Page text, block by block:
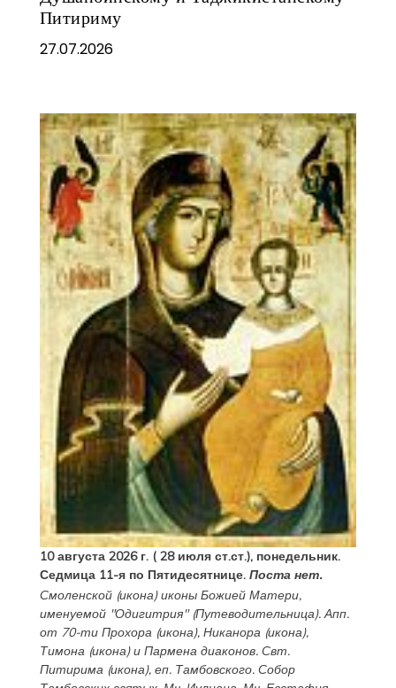
Питириму
27.07.2026
10 августа 2026 г. ( 28 июля ст.ст.), понедельник.
Седмица 11-я по Пятидесятнице. Поста нет.
Смоленской(икона) иконы Божией Матери,
именуемой "Одигитрия" (Путеводительница). Апп.
от 70-ти Прохора(икона), Никанора(икона),
Тимона(икона) и Парменадиаконов. Свт.
Питирима(икона), еп. Тамбовского. Собор